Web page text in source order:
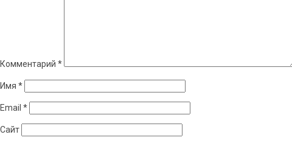
Комментарий *
Имя *
Email *
Сайт